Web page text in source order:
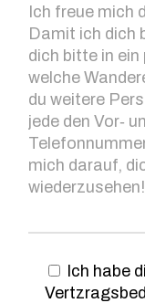
Ich habe